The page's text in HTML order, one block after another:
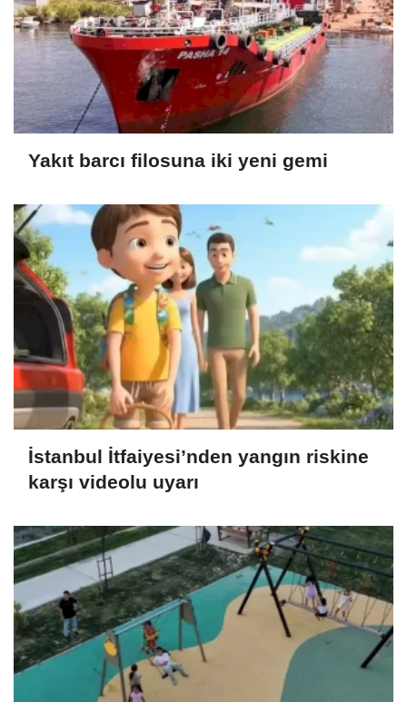
Yakıt barcı filosuna iki yeni gemi
İstanbul İtfaiyesi’nden yangın riskine
karşı videolu uyarı